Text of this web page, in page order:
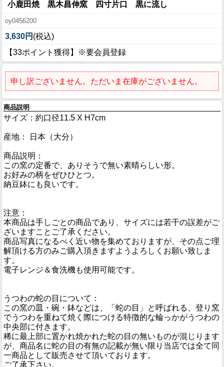
小鹿田焼 黒木昌伸窯 四寸片口 黒に流し
oy0456200
3,630円 (税込)
【33ポイント獲得】※要会員登録
申し訳ございません。ただいま在庫がございません。
商品説明
サイズ：約口径11.5 X H7cm
産地： 日本（大分）
商品説明：
この窯の定番で、ありそうで無い素晴らしい形。
お好みの柄をぜひひとつ。
納豆鉢にも良いです。
注意：
本商品は手しごとの商品であり、サイズには若干の誤差がご
ざいますことご了承ください。
商品写真になるべく近い物を集めておりますが、その点ご理
解頂ける方のみご購入頂きますようよろしくお願い致しま
す。
電子レンジ＆食洗機も使用可能です。
うつわの蛇の目について：
この窯の皿・碗・鉢などは、「蛇の目」と呼ばれる、登り窯
でうつわを重ねて焼く際につける特徴的な輪っかがうつわの
中央部に付きます。
稀に最上部に置かれ焼かれた蛇の目の無いものが混じります
が、商品名に蛇の目の有無の記載が無い限り当店では全て同
一商品として販売させて頂いております。
ご了承下さい。